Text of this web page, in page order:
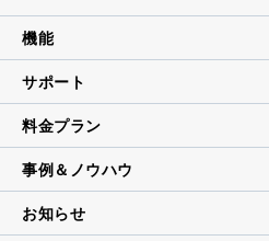
機能
サポート
料金プラン
事例＆ノウハウ
お知らせ